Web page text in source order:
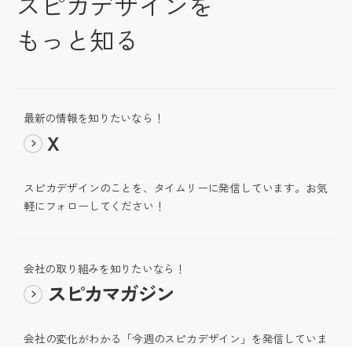
もっと知る
最新の情報を知りたいなら！
X
スピカデザインのことを、タイムリーに発信しています。お気
軽にフォローしてください！
会社の取り組みを知りたいなら！
スピカマガジン
会社の変化がわかる「今週のスピカデザイン」を発信していま